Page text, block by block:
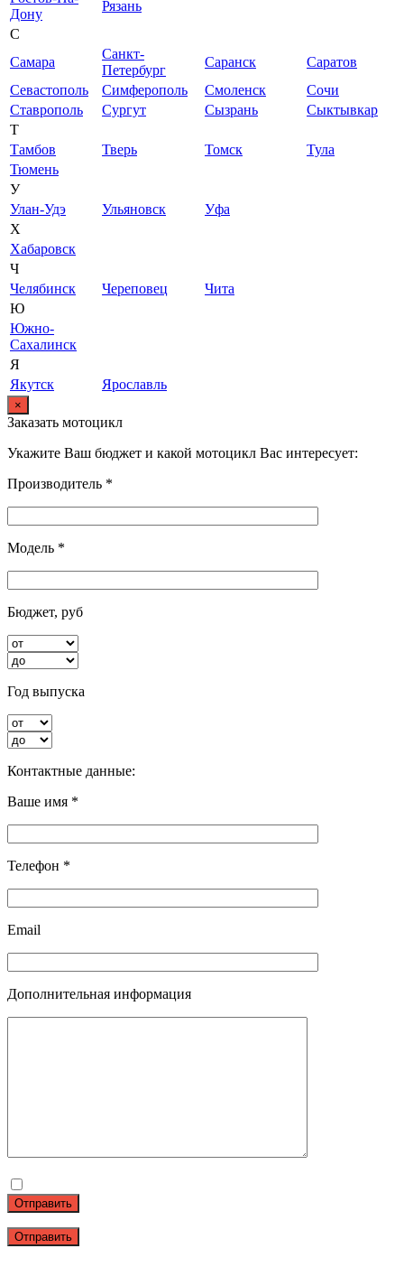
Дону
Рязань
С
Самара
Санкт-
Петербург
Саранск
Саратов
Севастополь
Симферополь Смоленск
Сочи
Ставрополь
Сургут Сызрань
Сыктывкар
Т
Тамбов
Тверь Томск
Тула
Тюмень
У
Улан-Удэ
Ульяновск
Уфа
Х
Хабаровск
Ч
Челябинск
Череповец
Чита
Ю
Южно-
Сахалинск
Я
Якутск
Ярославль
×
Заказать мотоцикл
Укажите Ваш бюджет и какой мотоцикл Вас интересует:
Производитель *
Модель *
Бюджет, руб
Год выпуска
Контактные данные:
Ваше имя *
Телефон *
Email
Дополнительная информация
Отправить